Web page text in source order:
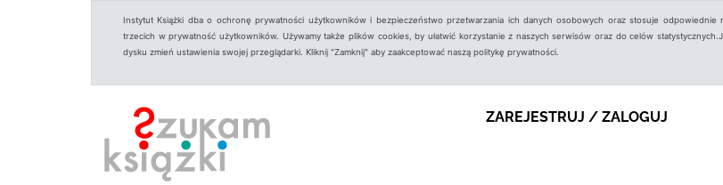
Instytut Książki dba o ochronę prywatności użytkowników i bezpieczeństwo przetwarzania ich danych osobowych oraz stosuje odpowiednie
trzecich w prywatność użytkowników. Używamy także plików cookies, by ułatwić korzystanie z naszych serwisów oraz do celów
dysku zmień ustawienia swojej przeglądarki. Kliknij "Zamknij" aby zaakceptować naszą politykę prywatności.
ZAREJESTRUJ / ZALOGUJ